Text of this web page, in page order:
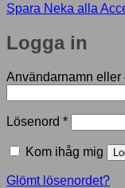
Spara Neka alla
Logga in
Användarnamn eller
Lösenord *
Kom ihåg mig
Glömt lösenordet?